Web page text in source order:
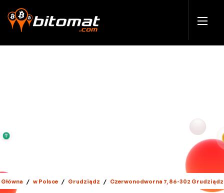
Główna / w Polsce / Grudziądz / Czerwonodworna 7, 86-302 Grudziądz